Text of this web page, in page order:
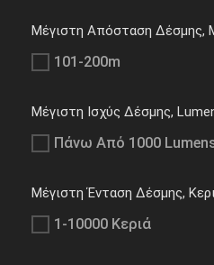
Μέγιστη Απόσταση Δέσμης,
101-200m
Μέγιστη Ισχύς Δέσμης,
Πάνω Από 1000
Μέγιστη Ένταση Δέσμης,
1-10000 Κεριά